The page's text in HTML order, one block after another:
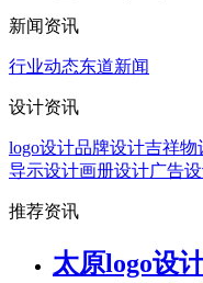
新闻资讯
行业动态东道新闻
设计资讯
logo设计品牌设计吉祥物
导示设计画册设计广告
推荐资讯
太原logo设